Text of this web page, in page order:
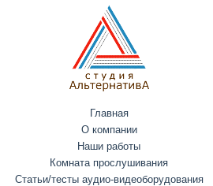
Главная
О компании
Наши работы
Комната прослушивания
Статьи/тесты аудио-видеоборудования